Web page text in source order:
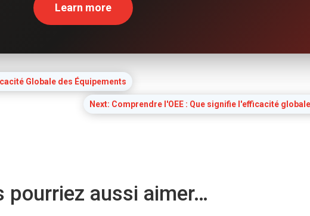
Learn more
Globale des Équipements
Next: Comprendre l'OEE : Que signifie l'efficacité
pourriez aussi aimer…